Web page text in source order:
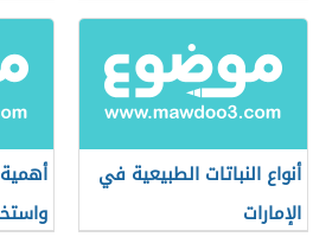
أنواع النباتات الطبيعية في
الإمارات